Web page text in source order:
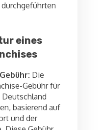
eines
Die
Gebühr für
basierend auf
und der